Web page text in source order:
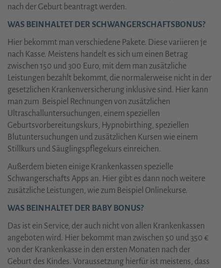
nach der Geburt beantragt werden.
WAS BEINHALTET DER SCHWANGERSCHAFTSBONUS?
Hier bekommt man verschiedene Pakete. Diese variieren je
nach Kasse. Meistens handelt es sich um einen Betrag
zwischen 150 und 300 Euro, mit dem man zusätzliche
Leistungen bezahlt bekommt, die normalerweise nicht in der
gesetzlichen Krankenversicherung inklusive sind. Hier kann
man zum Beispiel Rechnungen von zusätzlichen
Ultraschalluntersuchungen, einem speziellen
Geburtsvorbereitungskurs, Hypnobirthing, speziellen
Blutuntersuchungen und zusätzlichen Kursen wie einem
Stillkurs und Säuglingspflegekurs einreichen.
Außerdem bieten einige Krankenkassen spezielle
Schwangerschafts Apps an. Hier gibt es dann noch weitere
zusätzliche Leistungen, wie zum Beispiel Onlinekurse.
WAS BEINHALTET DER BABY BONUS?
Das ist ein Service, der auch nicht von allen Krankenkassen
angeboten wird. Hier bekommt man zwischen 50 und 350 €
von der Krankenkasse in den ersten Monaten nach der
Geburt des Kindes. Voraussetzung hierfür ist meistens, dass